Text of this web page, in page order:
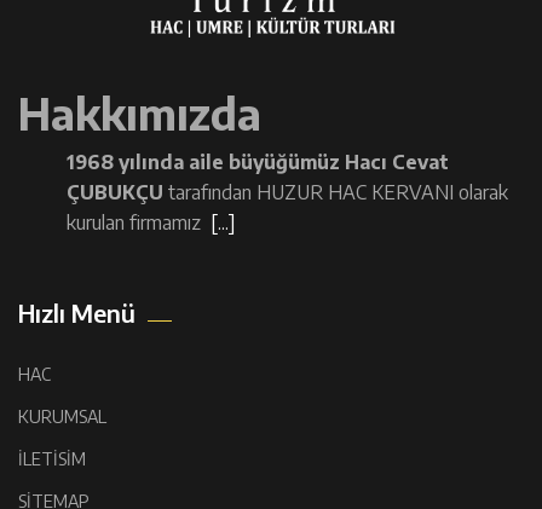
Hakkımızda
1968 yılında aile büyüğümüz Hacı Cevat
ÇUBUKÇU tarafından HUZUR HAC KERVANI olarak
kurulan firmamız [...]
Hızlı Menü
HAC
KURUMSAL
İLETİSİM
SİTEMAP